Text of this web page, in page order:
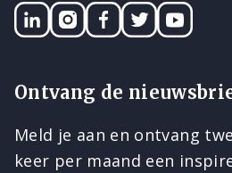
LinkedINInstagram
Facebook
TwitterYouTube
Ontvang de
Meld je aan en ontvang
keer per maand een